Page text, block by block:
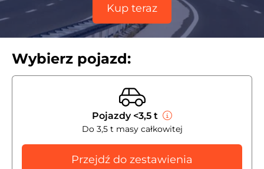
Kup teraz
Wybierz pojazd:
Pojazdy <3,5 t
Do 3,5 t masy całkowitej
Przejdź do zestawienia